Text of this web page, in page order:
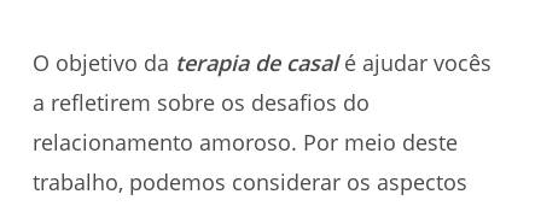
O objetivo da terapia de casalé ajudar vocês
a refletirem sobre os desafios do
relacionamento amoroso. Por meio deste
trabalho, podemos considerar os aspectos